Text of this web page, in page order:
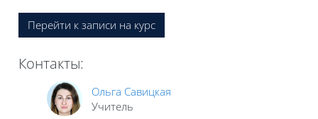
Блоки
Перейти к записи на курс
Контакты:
Ольга Савицкая
Учитель